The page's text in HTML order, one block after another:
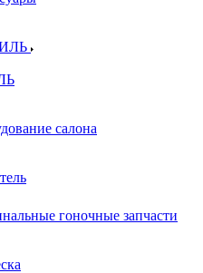
салона
гоночные запчасти